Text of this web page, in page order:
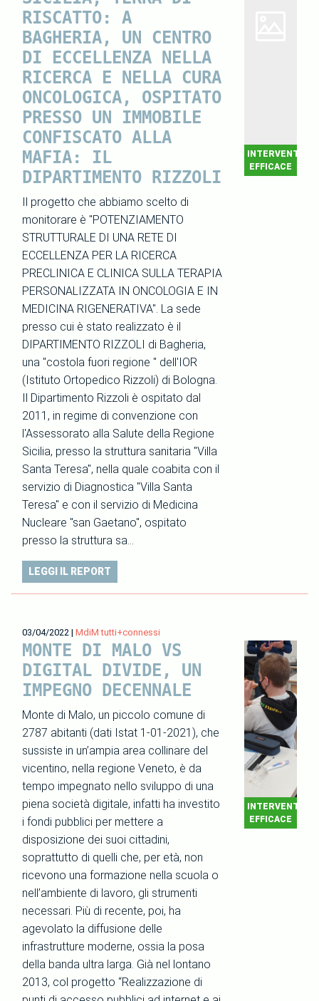
RISCATTO: A
BAGHERIA, UN CENTRO
DI ECCELLENZA NELLA
RICERCA E NELLA CURA
ONCOLOGICA, OSPITATO
PRESSO UN IMMOBILE
CONFISCATO ALLA
MAFIA: IL
DIPARTIMENTO RIZZOLI
Il progetto che abbiamo scelto di
monitorare è "POTENZIAMENTO
STRUTTURALE DI UNA RETE DI
ECCELLENZA PER LA RICERCA
PRECLINICA E CLINICA SULLA TERAPIA
PERSONALIZZATA IN ONCOLOGIA E IN
MEDICINA RIGENERATIVA". La sede
presso cui è stato realizzato è il
DIPARTIMENTO RIZZOLI di Bagheria,
una "costola fuori regione " dell'IOR
(Istituto Ortopedico Rizzoli) di Bologna.
Il Dipartimento Rizzoli è ospitato dal
2011, in regime di convenzione con
l'Assessorato alla Salute della Regione
Sicilia, presso la struttura sanitaria "Villa
Santa Teresa", nella quale coabita con il
servizio di Diagnostica "Villa Santa
Teresa" e con il servizio di Medicina
Nucleare "san Gaetano", ospitato
presso la struttura sa…
INTERVENTO
EFFICACE
LEGGI IL REPORT
03/04/2022 | MdiM tutti+connessi
MONTE DI MALO VS
DIGITAL DIVIDE, UN
IMPEGNO DECENNALE
Monte di Malo, un piccolo comune di
2787 abitanti (dati Istat 1-01-2021), che
sussiste in un’ampia area collinare del
vicentino, nella regione Veneto, è da
tempo impegnato nello sviluppo di una
piena società digitale, infatti ha investito
i fondi pubblici per mettere a
disposizione dei suoi cittadini,
soprattutto di quelli che, per età, non
ricevono una formazione nella scuola o
nell’ambiente di lavoro, gli strumenti
necessari. Più di recente, poi, ha
agevolato la diffusione delle
infrastrutture moderne, ossia la posa
della banda ultra larga. Già nel lontano
2013, col progetto “Realizzazione di
INTERVENTO
EFFICACE